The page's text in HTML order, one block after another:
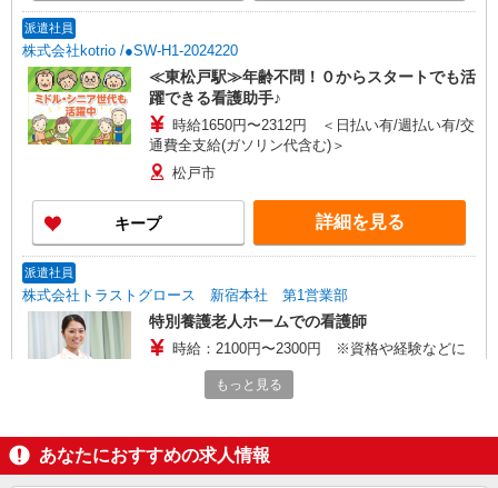
派遣社員
株式会社kotrio /●SW-H1-2024220
≪東松戸駅≫年齢不問！０からスタートでも活
躍できる看護助手♪
時給1650円〜2312円 ＜日払い有/週払い有/交
通費全支給(ガソリン代含む)＞
松戸市
キープ 詳細を見る
派遣社員
株式会社トラストグロース 新宿本社 第1営業部
特別養護老人ホームでの看護師
時給：2100円〜2300円 ※資格や経験などに
千葉県松戸市
キープ
もっと見る
あなたにおすすめの求人情報